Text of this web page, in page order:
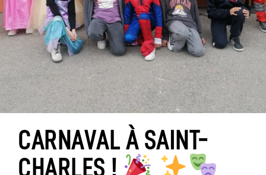
CARNAVAL À SAINT-
CHARLES !